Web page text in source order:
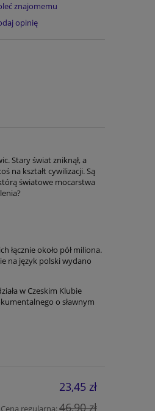
znajomemu
opinię
Stary świat zniknął, a
na kształt cywilizacji. Są
światowe mocarstwa
łącznie około pół miliona.
na język polski wydano
w Czeskim Klubie
o sławnym
23,45 zł
Cena regularna:46,90 zł